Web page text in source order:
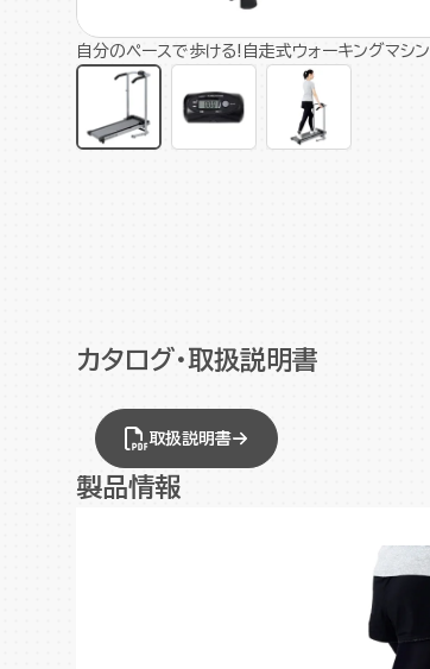
自分のペースで歩ける!自走式ウォーキングマシン
カタログ・取扱説明書
取扱説明書
製品情報